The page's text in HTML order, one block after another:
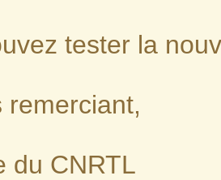
tester la
remerciant,
du CNRTL